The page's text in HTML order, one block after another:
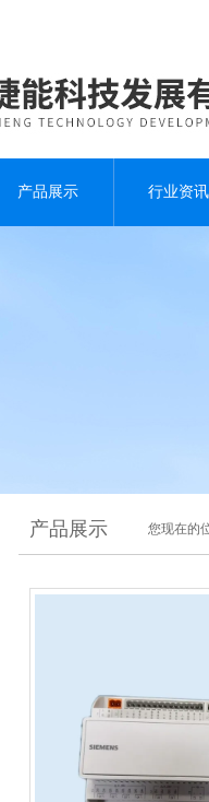
产品展示 行业资讯
产品展示 您现在的